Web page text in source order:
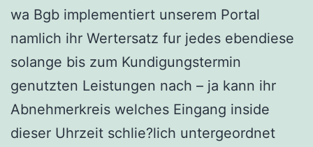
wa Bgb implementiert unserem Portal
namlich ihr Wertersatz fur jedes ebendiese
solange bis zum Kundigungstermin
genutzten Leistungen nach – ja kann ihr
Abnehmerkreis welches Eingang inside
dieser Uhrzeit schlie?lich untergeordnet